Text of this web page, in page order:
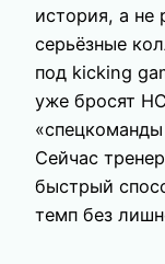
история, а
серьёзные
под kicking
уже бросят
Сейчас
быстрый
темп без